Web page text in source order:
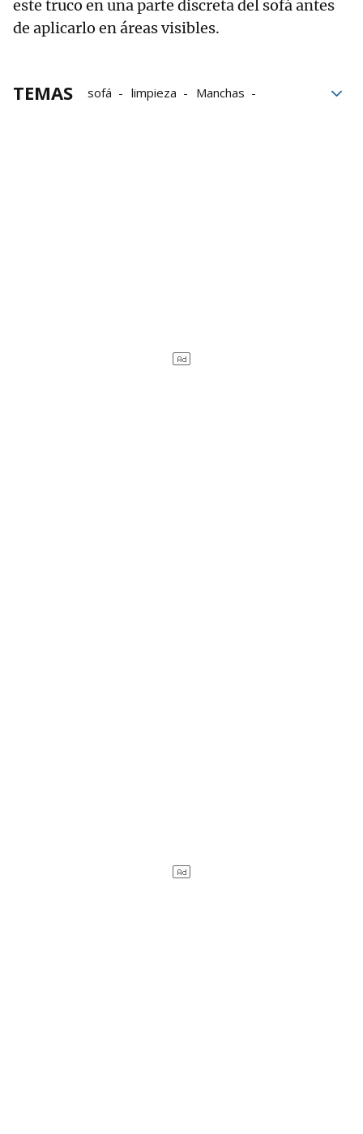
este truco en una parte discreta del sofá antes
de aplicarlo en áreas visibles.
TEMAS sofá limpieza
Manchas